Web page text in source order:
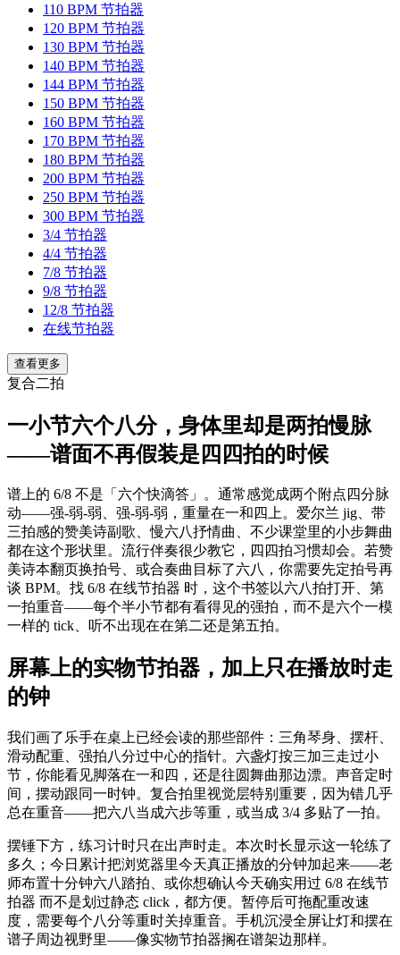
110 BPM 节拍器
120 BPM 节拍器
130 BPM 节拍器
140 BPM 节拍器
144 BPM 节拍器
150 BPM 节拍器
160 BPM 节拍器
170 BPM 节拍器
180 BPM 节拍器
200 BPM 节拍器
250 BPM 节拍器
300 BPM 节拍器
3/4 节拍器
4/4 节拍器
7/8 节拍器
9/8 节拍器
12/8 节拍器
在线节拍器
查看更多
复合二拍
一小节六个八分，身体里却是两拍慢脉
——谱面不再假装是四四拍的时候
谱上的 6/8 不是「六个快滴答」。通常感觉成两个附点四分脉
动——强-弱-弱、强-弱-弱，重量在一和四上。爱尔兰 jig、带
三拍感的赞美诗副歌、慢六八抒情曲、不少课堂里的小步舞曲
都在这个形状里。流行伴奏很少教它，四四拍习惯却会。若赞
美诗本翻页换拍号、或合奏曲目标了六八，你需要先定拍号再
谈 BPM。找 6/8 在线节拍器 时，这个书签以六八拍打开、第
一拍重音——每个半小节都有看得见的强拍，而不是六个一模
一样的 tick、听不出现在在第二还是第五拍。
屏幕上的实物节拍器，加上只在播放时走
的钟
我们画了乐手在桌上已经会读的那些部件：三角琴身、摆杆、
滑动配重、强拍八分过中心的指针。六盏灯按三加三走过小
节，你能看见脚落在一和四，还是往圆舞曲那边漂。声音定时
间，摆动跟同一时钟。复合拍里视觉层特别重要，因为错几乎
总在重音——把六八当成六步等重，或当成 3/4 多贴了一拍。
摆锤下方，练习计时只在出声时走。本次时长显示这一轮练了
多久；今日累计把浏览器里今天真正播放的分钟加起来——老
师布置十分钟六八踏拍、或你想确认今天确实用过 6/8 在线节
拍器 而不是划过静态 click，都方便。暂停后可拖配重改速
度，需要每个八分等重时关掉重音。手机沉浸全屏让灯和摆在
谱子周边视野里——像实物节拍器搁在谱架边那样。